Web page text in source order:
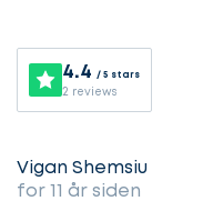
4.4 / 5 stars
2 reviews
Vigan Shemsiu
for 11 år siden
i
gang